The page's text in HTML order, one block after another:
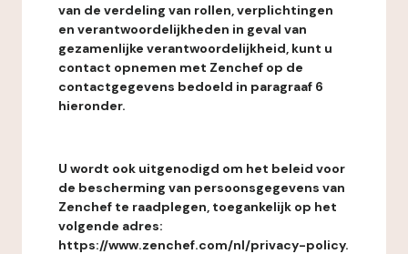
van de verdeling van rollen, verplichtingen
en verantwoordelijkheden in geval van
gezamenlijke verantwoordelijkheid, kunt u
contact opnemen met Zenchef op de
contactgegevens bedoeld in paragraaf 6
hieronder.
U wordt ook uitgenodigd om het beleid voor
de bescherming van persoonsgegevens van
Zenchef te raadplegen, toegankelijk op het
volgende adres:
https://www.zenchef.com/nl/privacy-policy.